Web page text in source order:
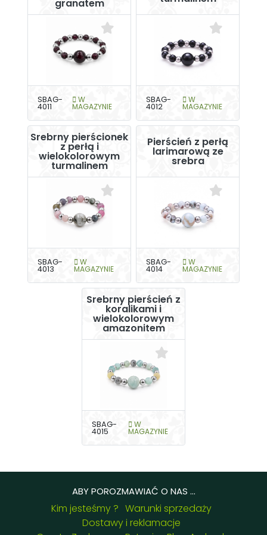
granatem
SBAG-
4011
W
MAGAZYNIE
SBAG-
4012
W
MAGAZYNIE
Srebrny pierścionek
z perłą i
wielokolorowym
turmalinem
SBAG-
4013
W
MAGAZYNIE
Pierścień z perłą
larimarową ze
srebra
SBAG-
4014
W
MAGAZYNIE
Srebrny pierścień z
koralikami i
wielokolorowym
amazonitem
SBAG-
4015
W
MAGAZYNIE
ABY POROZMAWIAĆ O NAS ...
Kim jesteśmy ? Warunki sprzedaży
Dostawy i reklamacje